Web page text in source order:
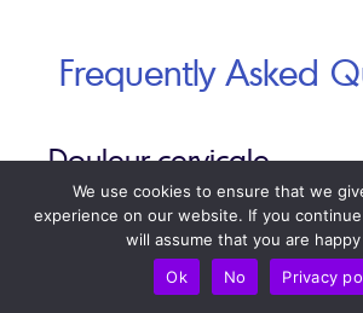
Frequently Asked
Douleur cervicale
L’acupuncture soulage-t-elle la
We use cookies to ensure that we
experience on our website. If you
will assume that you are
Ok
No Privacy